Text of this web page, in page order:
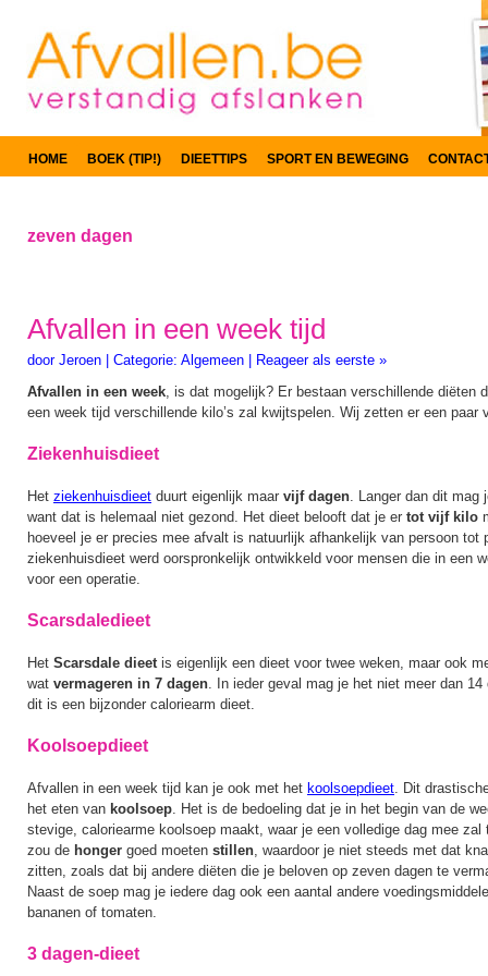
HOME BOEK (TIP!) DIEETTIPS SPORT EN BEWEGING
zeven dagen
Afvallen in een week tijd
door Jeroen Categorie: Algemeen
Reageer als eerste »
Afvallen in een week, is dat mogelijk? Er bestaan verschillende diëten
een week tijd verschillende kilo’s zal kwijtspelen. Wij zetten er een paar
Ziekenhuisdieet
Het ziekenhuisdieet duurt eigenlijk maar vijf dagen. Langer dan dit mag
want dat is helemaal niet gezond. Het dieet belooft dat je er tot vijf kilo
hoeveel je er precies mee afvalt is natuurlijk afhankelijk van persoon tot
ziekenhuisdieet werd oorspronkelijk ontwikkeld voor mensen die in een
voor een operatie.
Scarsdaledieet
Het Scarsdale dieetis eigenlijk een dieet voor twee weken, maar ook
wat vermageren in 7 dagen. In ieder geval mag je het niet meer dan
dit is een bijzonder caloriearm dieet.
Koolsoepdieet
Afvallen in een week tijd kan je ook met het koolsoepdieet. Dit
het eten van koolsoep. Het is de bedoeling dat je in het begin van de
stevige, caloriearme koolsoep maakt, waar je een volledige dag mee zal
zou de honger goed moeten stillen, waardoor je niet steeds met dat
zitten, zoals dat bij andere diëten die je beloven op zeven dagen te
Naast de soep mag je iedere dag ook een aantal andere
bananen of tomaten.
3 dagen-dieet